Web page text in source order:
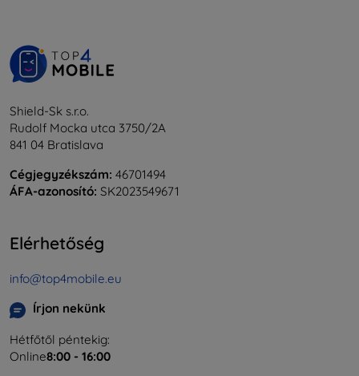
Shield-Sk s.r.o.
Rudolf Mocka utca 3750/2A
841 04 Bratislava
Cégjegyzékszám: 46701494
ÁFA-azonosító: SK2023549671
Elérhetőség
info@top4mobile.eu
Írjon nekünk
Hétfőtől péntekig:
Online8:00 - 16:00